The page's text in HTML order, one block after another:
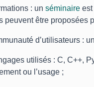
: un séminaire est
peuvent être proposées
d’utilisateurs : un
utilisés : C, C++,
ou l’usage ;